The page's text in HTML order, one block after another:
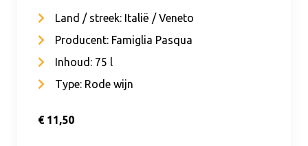
Land / streek: Italië / Veneto
Producent: Famiglia Pasqua
Inhoud: 75 l
Type: Rode wijn
€ 11,50